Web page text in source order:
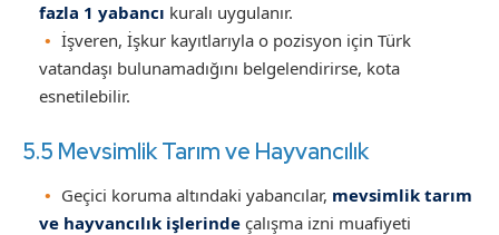
fazla 1 yabancı kuralı uygulanır.
İşveren, İşkur kayıtlarıyla o pozisyon için Türk
vatandaşı bulunamadığını belgelendirirse, kota
esnetilebilir.
5.5 Mevsimlik Tarım ve Hayvancılık
Geçici koruma altındaki yabancılar, mevsimlik tarım
ve hayvancılık işlerinde çalışma izni muafiyeti